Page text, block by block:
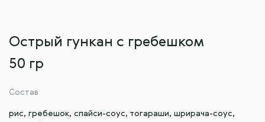
Острый гункан с гребешком
50 гр
Состав
рис, гребешок, спайси-соус, тогараши, шрирача-соус,